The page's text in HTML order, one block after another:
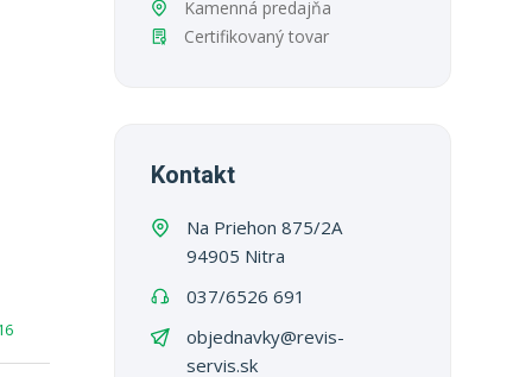
Kamenná predajňa
Certifikovaný tovar
Kontakt
Na Priehon 875/2A
94905 Nitra
037/6526 691
objednavky@revis-
servis.sk